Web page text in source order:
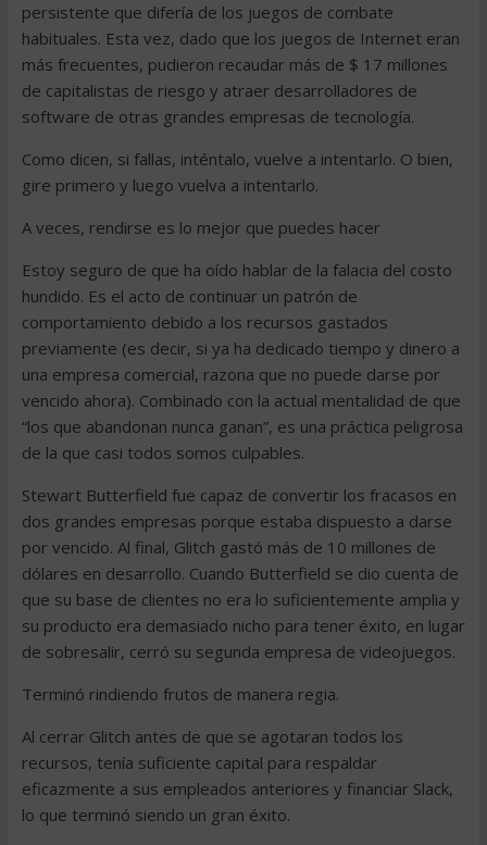
persistente que difería de los juegos de combate
habituales. Esta vez, dado que los juegos de Internet eran
más frecuentes, pudieron recaudar más de $ 17 millones
de capitalistas de riesgo y atraer desarrolladores de
software de otras grandes empresas de tecnología.
Como dicen, si fallas, inténtalo, vuelve a intentarlo. O bien,
gire primero y luego vuelva a intentarlo.
A veces, rendirse es lo mejor que puedes hacer
Estoy seguro de que ha oído hablar de la falacia del costo
hundido. Es el acto de continuar un patrón de
comportamiento debido a los recursos gastados
previamente (es decir, si ya ha dedicado tiempo y dinero a
una empresa comercial, razona que no puede darse por
vencido ahora). Combinado con la actual mentalidad de que
“los que abandonan nunca ganan”, es una práctica peligrosa
de la que casi todos somos culpables.
Stewart Butterfield fue capaz de convertir los fracasos en
dos grandes empresas porque estaba dispuesto a darse
por vencido. Al final, Glitch gastó más de 10 millones de
dólares en desarrollo. Cuando Butterfield se dio cuenta de
que su base de clientes no era lo suficientemente amplia y
su producto era demasiado nicho para tener éxito, en lugar
de sobresalir, cerró su segunda empresa de videojuegos.
Terminó rindiendo frutos de manera regia.
Al cerrar Glitch antes de que se agotaran todos los
recursos, tenía suficiente capital para respaldar
eficazmente a sus empleados anteriores y financiar Slack,
lo que terminó siendo un gran éxito.